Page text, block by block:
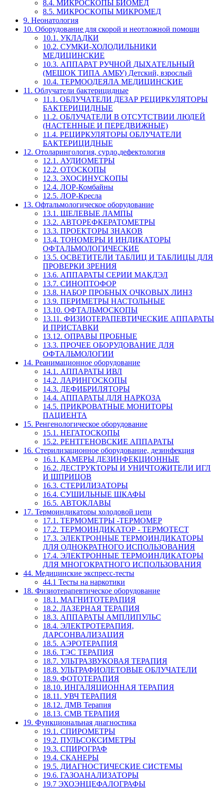
8.4. МИКРОСКОПЫ БИОМЕД
8.5. МИКРОСКОПЫ МИКРОМЕД
9. Неонатология
10. Оборудование для скорой и неотложной помощи
10.1. УКЛАДКИ
10.2. СУМКИ-ХОЛОДИЛЬНИКИ
МЕДИЦИНСКИЕ
10.3. АППАРАТ РУЧНОЙ ДЫХАТЕЛЬНЫЙ
(МЕШОК ТИПА АМБУ) Детский, взрослый
10.4. ТЕРМООДЕЯЛА МЕДИЦИНСКИЕ
11. Облучатели бактерицидные
11.1. ОБЛУЧАТЕЛИ ДЕЗАР РЕЦИРКУЛЯТОРЫ
БАКТЕРИЦИДНЫЕ
11.2. ОБЛУЧАТЕЛИ В ОТСУТСТВИИ ЛЮДЕЙ
(НАСТЕННЫЕ И ПЕРЕДВИЖНЫЕ)
11.4. РЕЦИРКУЛЯТОРЫ ОБЛУЧАТЕЛИ
БАКТЕРИЦИДНЫЕ
12. Отоларингология, сурдо,дефектология
12.1. АУДИОМЕТРЫ
12.2. ОТОСКОПЫ
12.3. ЭХОСИНУСКОПЫ
12.4. ЛОР-Комбайны
12.5. ЛОР-Кресла
13. Офтальмологическое оборудование
13.1. ЩЕЛЕВЫЕ ЛАМПЫ
13.2. АВТОРЕФКЕРАТОМЕТРЫ
13.3. ПРОЕКТОРЫ ЗНАКОВ
13.4. ТОНОМЕРЫ И ИНДИКАТОРЫ
ОФТАЛЬМОЛОГИЧЕСКИЕ
13.5. ОСВЕТИТЕЛИ ТАБЛИЦ И ТАБЛИЦЫ ДЛЯ
ПРОВЕРКИ ЗРЕНИЯ
13.6. АППАРАТЫ СЕРИИ МАКДЭЛ
13.7. СИНОПТОФОР
13.8. НАБОР ПРОБНЫХ ОЧКОВЫХ ЛИНЗ
13.9. ПЕРИМЕТРЫ НАСТОЛЬНЫЕ
13.10. ОФТАЛЬМОСКОПЫ
13.11. ФИЗИОТЕРАПЕВТИЧЕСКИЕ АППАРАТЫ
И ПРИСТАВКИ
13.12. ОПРАВЫ ПРОБНЫЕ
13.3. ПРОЧЕЕ ОБОРУДОВАНИЕ ДЛЯ
ОФТАЛЬМОЛОГИИ
14. Реанимационное оборудование
14.1. АППАРАТЫ ИВЛ
14.2. ЛАРИНГОСКОПЫ
14.3. ДЕФИБРИЛЯТОРЫ
14.4. АППАРАТЫ ДЛЯ НАРКОЗА
14.5. ПРИКРОВАТНЫЕ МОНИТОРЫ
ПАЦИЕНТА
15. Ренгенологическое оборудование
15.1. НЕГАТОСКОПЫ
15.2. РЕНТГЕНОВСКИЕ АППАРАТЫ
16. Стерилизационное оборудование, дезинфекция
16.1. КАМЕРЫ ДЕЗИНФЕКЦИОННЫЕ
16.2. ДЕСТРУКТОРЫ И УНИЧТОЖИТЕЛИ ИГЛ
И ШПРИЦОВ
16.3. СТЕРИЛИЗАТОРЫ
16.4. СУШИЛЬНЫЕ ШКАФЫ
16.5. АВТОКЛАВЫ
17. Термоиндикаторы холодовой цепи
17.1. ТЕРМОМЕТРЫ -ТЕРМОМЕР
17.2. ТЕРМОИНДИКАТОР - ТЕРМОТЕСТ
17.3. ЭЛЕКТРОННЫЕ ТЕРМОИНДИКАТОРЫ
ДЛЯ ОДНОКРАТНОГО ИСПОЛЬЗОВАНИЯ
17.4. ЭЛЕКТРОННЫЕ ТЕРМОИНДИКАТОРЫ
ДЛЯ МНОГОКРАТНОГО ИСПОЛЬЗОВАНИЯ
44. Медицинские экспресс-тесты
44.1 Тесты на наркотики
18. Физиотерапевтическое оборудование
18.1. МАГНИТОТЕРАПИЯ
18.2. ЛАЗЕРНАЯ ТЕРАПИЯ
18.3. АППАРАТЫ АМПЛИПУЛЬС
18.4. ЭЛЕКТРОТЕРАПИЯ,
ДАРСОНВАЛИЗАЦИЯ
18.5. АЭРОТЕРАПИЯ
18.6. ТЭС ТЕРАПИЯ
18.7. УЛЬТРАЗВУКОВАЯ ТЕРАПИЯ
18.8. УЛЬТРАФИОЛЕТОВЫЕ ОБЛУЧАТЕЛИ
18.9. ФОТОТЕРАПИЯ
18.10. ИНГАЛЯЦИОННАЯ ТЕРАПИЯ
18.11. УВЧ ТЕРАПИЯ
18.12. ДМВ Терапия
18.13. СМВ ТЕРАПИЯ
19. Функциональная диагностика
19.1. СПИРОМЕТРЫ
19.2. ПУЛЬСОКСИМЕТРЫ
19.3. СПИРОГРАФ
19.4. СКАНЕРЫ
19.5. ДИАГНОСТИЧЕСКИЕ СИСТЕМЫ
19.6. ГАЗОАНАЛИЗАТОРЫ
19.7 ЭХОЭНЦЕФАЛОГРАФЫ